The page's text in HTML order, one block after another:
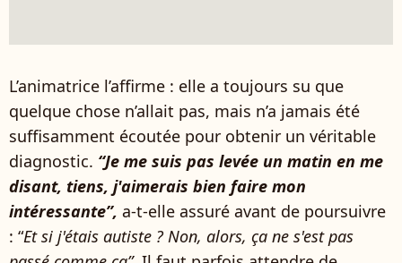
L’animatrice l’affirme : elle a toujours su que
quelque chose n’allait pas, mais n’a jamais été
suffisamment écoutée pour obtenir un véritable
diagnostic. “Je me suis pas levée un matin en me
disant, tiens, j'aimerais bien faire mon
intéressante”, a-t-elle assuré avant de poursuivre
: “Et si j'étais autiste ? Non, alors, ça ne s'est pas